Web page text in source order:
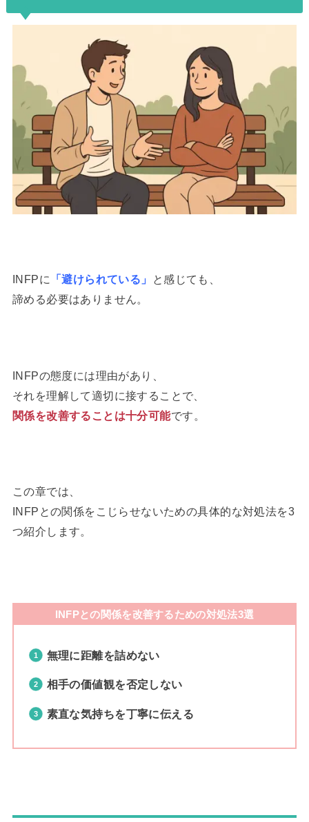
INFPに 「避けられている」
と感じても、
諦める必要はありません。
INFPの態度には理由があり、
それを理解して適切に接することで、
関係を改善することは十分可能です。
この章では、
INFPとの関係をこじらせないための具体的な対処法を3
つ紹介します。
INFPとの関係を改善するための対処法3選
無理に距離を詰めない
相手の価値観を否定しない
素直な気持ちを丁寧に伝える